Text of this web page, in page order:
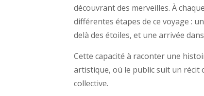
découvrant des merveilles. À
différentes étapes de ce voyage :
delà des étoiles, et une arrivée
Cette capacité à raconter une
artistique, où le public suit un récit
collective.